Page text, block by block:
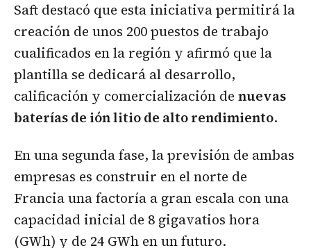
Saft destacó que esta iniciativa permitirá la
creación de unos 200 puestos de trabajo
cualificados en la región y afirmó que la
plantilla se dedicará al desarrollo,
calificación y comercialización de nuevas
baterías de ión litio de alto rendimiento.
En una segunda fase, la previsión de ambas
empresas es construir en el norte de
Francia una factoría a gran escala con una
capacidad inicial de 8 gigavatios hora
(GWh) y de 24 GWh en un futuro.